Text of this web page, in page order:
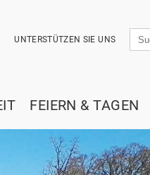
UNTERSTÜTZEN SIE UNS
FEIERN & TAGEN